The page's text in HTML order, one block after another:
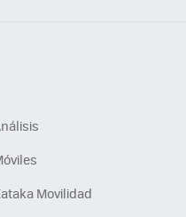
Movilidad